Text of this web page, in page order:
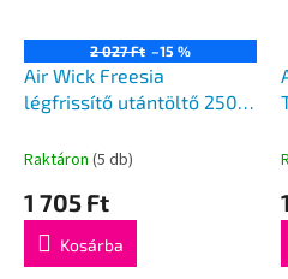
2 027 Ft –15 %
Air Wick Freesia
légfrissítő utántöltő 250
Raktáron (5 db)
1 705 Ft
Kosárba